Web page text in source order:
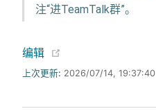
注“进TeamTalk群”。
编辑
上次更新: 2026/07/14, 19:37:40